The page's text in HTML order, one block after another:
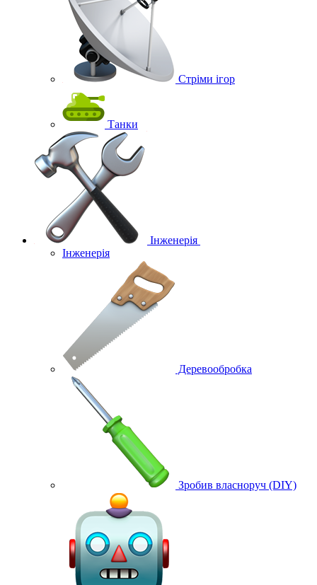
Стріми ігор
Танки
Інженерія
Інженерія
Деревообробка
Зробив власноруч (DIY)